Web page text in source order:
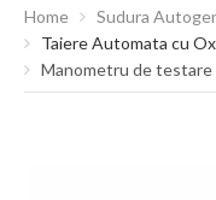
Home
Sudura
Taiere Automata cu
Manometru de testare